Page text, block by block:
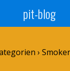
pit-blog
›